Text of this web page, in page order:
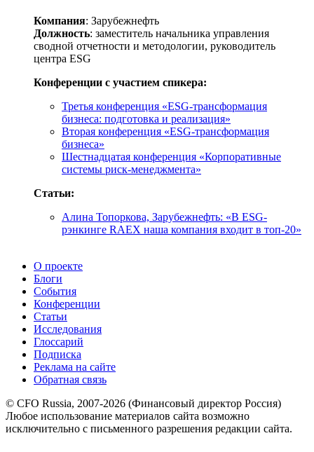
Компания: Зарубежнефть
Должность: заместитель начальника управления
сводной отчетности и методологии, руководитель
центра ESG
Конференции с участием спикера:
Третья конференция «ESG-трансформация
бизнеса: подготовка и реализация»
Вторая конференция «ESG-трансформация
бизнеса»
Шестнадцатая конференция «Корпоративные
системы риск-менеджмента»
Статьи:
Алина Топоркова, Зарубежнефть: «В ESG-
рэнкинге RAEX наша компания входит в топ-20»
О проекте
Блоги
События
Конференции
Статьи
Исследования
Глоссарий
Подписка
Реклама на сайте
Обратная связь
© CFO Russia, 2007-2026 (Финансовый директор Россия)
Любое использование материалов сайта возможно
исключительно с письменного разрешения редакции сайта.